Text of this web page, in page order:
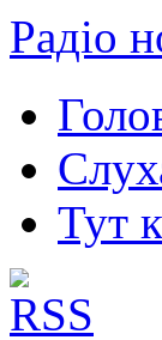
Радіо
Тут